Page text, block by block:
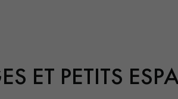
PARQUET EN CHÊNE
ET PETITS